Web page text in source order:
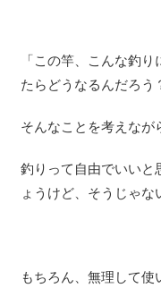
「この竿、こんな釣
たらどうなるんだろう
そんなことを考えなが
釣りって自由でいいと
ょうけど、そうじゃな
もちろん、無理して使